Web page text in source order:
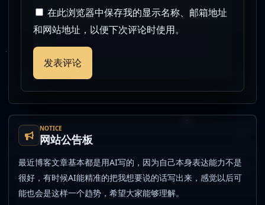
NOTICE
网站公告板
最近博客文章基本都是用AI写的，因为自己本身表达能力不是
很好，有时候AI能精准的把我想要说的话写出来，感觉以后可
能也会是这样一个趋势，希望大家能够理解。
在此浏览器中保存我的显示名称、邮箱地址
和网站地址，以便下次评论时使用。